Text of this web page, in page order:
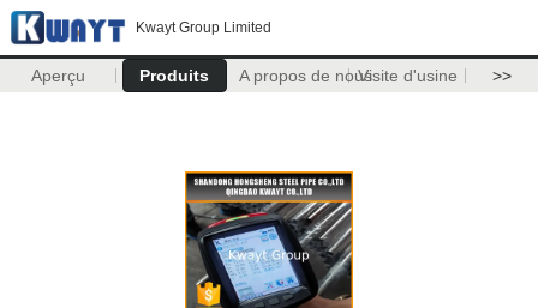
Kwayt Group Limited
Aperçu Produits A propos de nousVisite d'usine >>